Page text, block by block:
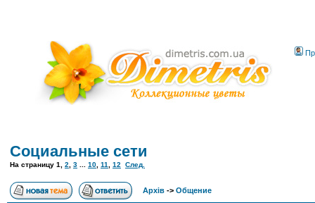
Социальные сети
На страницу 1 2 3 10 11 12 След.
Архів -> Общение